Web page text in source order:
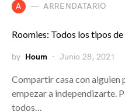
A ARRENDATARIO
Roomies: Todos los tipos
by Houm Junio 28, 2021
Compartir casa con alguien
empezar a independizarte.
todos…